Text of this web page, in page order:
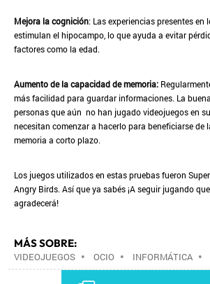
Mejora la cognición: Las experiencias presentes en
estimulan el hipocampo, lo que ayuda a evitar
factores como la edad.
Aumento de la capacidad de memoria:
más facilidad para guardar informaciones. La
personas que aún no han jugado videojuegos en
necesitan comenzar a hacerlo para beneficiarse de
memoria a corto plazo.
Los juegos utilizados en estas pruebas fueron
Angry Birds. Así que ya sabés ¡A seguir jugando
agradecerá!
MÁS SOBRE:
VIDEOJUEGOS • OCIO • INFORMÁTICA •
INDUSTRIA•